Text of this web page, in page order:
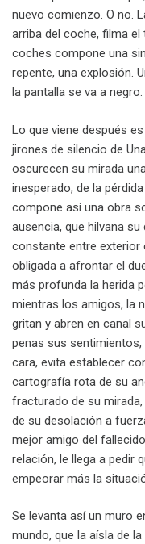
nuevo comienzo. O no.
arriba del coche, filma
coches compone una
repente, una explosión.
la pantalla se va a negro.
Lo que viene después
jirones de silencio de
oscurecen su mirada
inesperado, de la
compone así una obra
ausencia, que hilvana
constante entre exterior
obligada a afrontar el
más profunda la herida
mientras los amigos, la
gritan y abren en canal
penas sus
cara, evita establecer
cartografía rota de su
fracturado de su
de su desolación a
mejor amigo del
relación, le llega a pedir
empeorar más la
Se levanta así un muro
mundo, que la aísla de